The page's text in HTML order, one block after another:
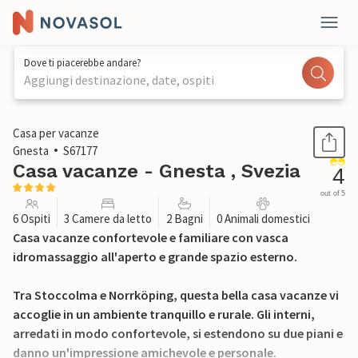
Dove ti piacerebbe andare?
Aggiungi destinazione, date, ospiti
1 / 26
Casa per vacanze
Gnesta
S67177
Casa vacanze - Gnesta , Svezia 4
out of 5
6 Ospiti 3 Camere da letto 2 Bagni 0 Animali domestici
Casa vacanze confortevole e familiare con vasca
idromassaggio all'aperto e grande spazio esterno.
Tra Stoccolma e Norrköping, questa bella casa vacanze vi
accoglie in un ambiente tranquillo e rurale. Gli interni,
arredati in modo confortevole, si estendono su due piani e
danno un'impressione amichevole e personale.